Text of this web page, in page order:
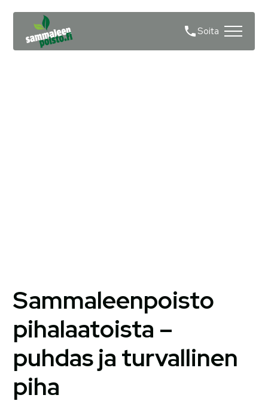
Soita
Sammaleenpoisto
pihalaatoista –
puhdas ja turvallinen
piha